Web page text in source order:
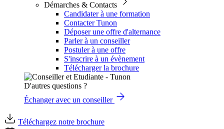
Démarches & Contacts
Candidater à une formation
Contacter Tunon
Déposer une offre d'alternance
Parler à un conseiller
Postuler à une offre
S'inscrire à un évènement
Télécharger la brochure
D'autres questions ?
Échanger avec un conseiller
Téléchargez notre brochure